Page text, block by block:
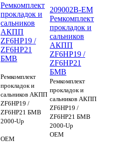
Ремкомплект
прокладок и
сальников
АКПП
ZF6HP19 /
ZF6HP21
БМВ
Ремкомплект
прокладок и
сальников АКПП
ZF6HP19 /
ZF6HP21 БМВ
2000-Up
OEM
209002B-EM
Ремкомплект
прокладок и
сальников
АКПП
ZF6HP19 /
ZF6HP21
БМВ
Ремкомплект
прокладок и
сальников АКПП
ZF6HP19 /
ZF6HP21 БМВ
2000-Up
OEM